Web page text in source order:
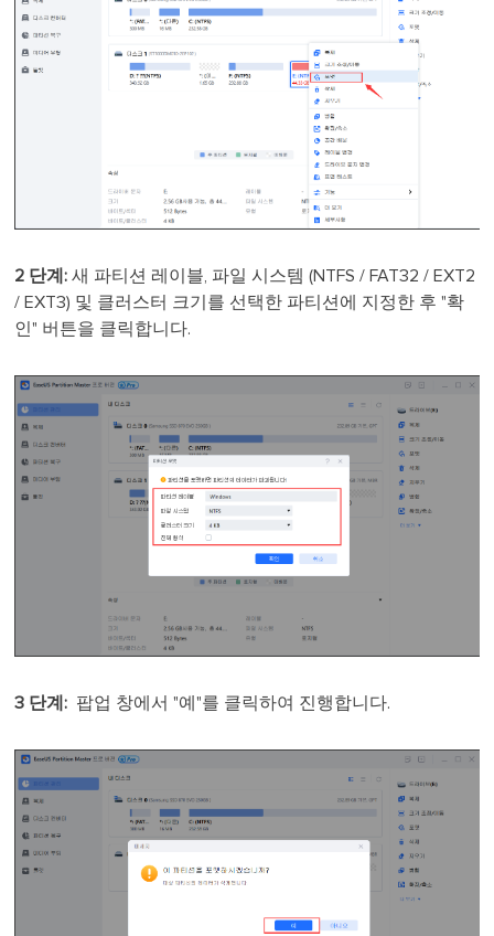
2 단계:새 파티션 레이블, 파일 시스템 (NTFS / FAT32 / EXT2
/ EXT3) 및 클러스터 크기를 선택한 파티션에 지정한 후 "확
인" 버튼을 클릭합니다.
3 단계: 팝업 창에서 "예"를 클릭하여 진행합니다.